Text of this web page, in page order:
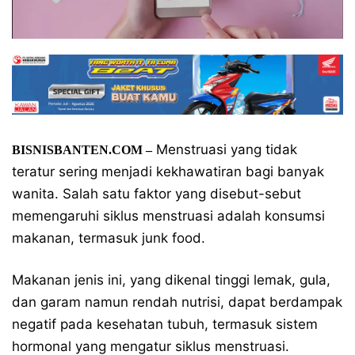
BISNISBANTEN.COM –Menstruasi yang tidak
teratur sering menjadi kekhawatiran bagi banyak
wanita. Salah satu faktor yang disebut-sebut
memengaruhi siklus menstruasi adalah konsumsi
makanan, termasuk junk food.
Makanan jenis ini, yang dikenal tinggi lemak, gula,
dan garam namun rendah nutrisi, dapat berdampak
negatif pada kesehatan tubuh, termasuk sistem
hormonal yang mengatur siklus menstruasi.